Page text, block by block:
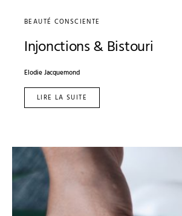
BEAUTÉ CONSCIENTE
Injonctions & Bistouri
Elodie Jacquemond
LIRE LA SUITE